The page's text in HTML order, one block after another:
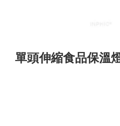
單頭伸縮食品保溫